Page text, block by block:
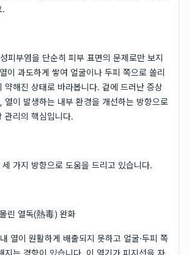
.
피부염을 단순히 피부 표면의 문제로만 보지
이 과도하게 쌓여 얼굴이나 두피 쪽으로 쏠리
약해진 상태로 바라봅니다. 겉에 드러난 증상
열이 발생하는 내부 환경을 개선하는 방향으로
관리의 핵심입니다.
가지 방향으로 도움을 드리고 있습니다.
린 열독(熱毒) 완화
열이 원활하게 배출되지 못하고 얼굴·두피 쪽
지는 경향이 있습니다. 이 열기가 피지선을 자